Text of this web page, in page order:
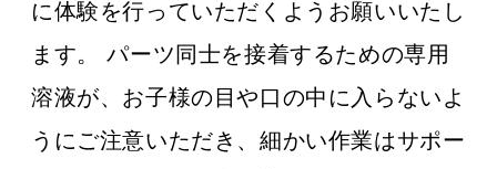
に体験を行っていただくようお願いいたし
ます。 パーツ同士を接着するための専用
溶液が、お子様の目や口の中に入らないよ
うにご注意いただき、細かい作業はサポー